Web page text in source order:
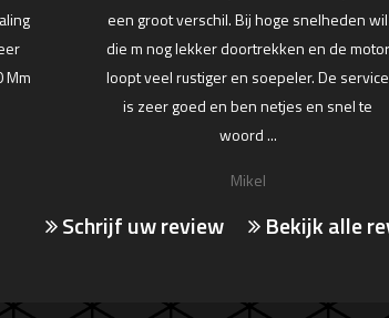
Mm
een groot verschil. Bij hoge snelheden wil
die m nog lekker doortrekken en de motor
loopt veel rustiger en soepeler. De service
is zeer goed en ben netjes en snel te
woord ...
Mikel
Schrijf uw review Bekijk alle